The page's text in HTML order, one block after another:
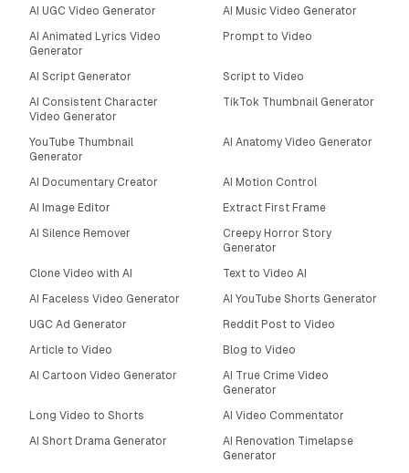
AI UGC Video Generator
AI Music Video Generator
AI Animated Lyrics Video
Generator
Prompt to Video
AI Script Generator
Script to Video
AI Consistent Character
Video Generator
TikTok Thumbnail Generator
YouTube Thumbnail
Generator
AI Anatomy Video Generator
AI Documentary Creator
AI Motion Control
AI Image Editor
Extract First Frame
AI Silence Remover
Creepy Horror Story
Generator
Clone Video with AI
Text to Video AI
AI Faceless Video Generator
AI YouTube Shorts Generator
UGC Ad Generator
Reddit Post to Video
Article to Video
Blog to Video
AI Cartoon Video Generator
AI True Crime Video
Generator
Long Video to Shorts
AI Video Commentator
AI Short Drama Generator
AI Renovation Timelapse
Generator